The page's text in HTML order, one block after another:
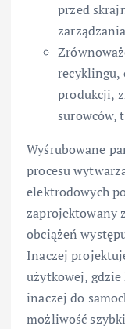
przed
recyklingu,
produkcji,
surowców,
Wyśrubowane
procesu
elektrodowych
zaprojektowany
obciążeń
Inaczej
użytkowej,
inaczej do
możliwość